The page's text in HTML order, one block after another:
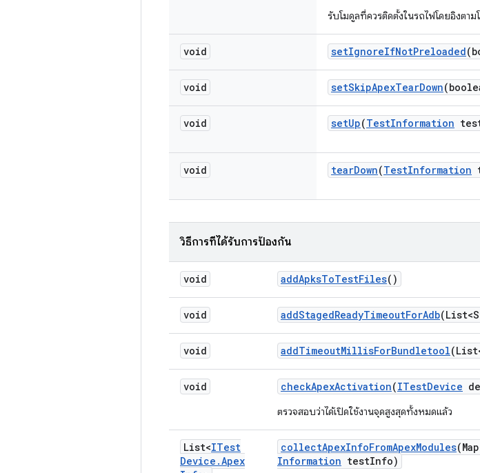
รับโมดูลที่ควรติดตั้งในรถไฟโดยอิงตา
void setIgnoreIfNotPreloaded
void setSkipApexTearDown
void setUp(TestInformation
void tearDown(TestInformation
วิธีการที่ได้รับการป้องกัน
void addApksToTestFiles()
void addStagedReadyTimeoutForAdb
void addTimeoutMillisForBundletool
void checkApexActivation(ITestDevice
ตรวจสอบว่าได้เปิดใช้งานจุดสูงสุดทั้งหมดแล้ว
List<ITest
Device .Apex
collectApexInfoFromApexModules
Information testInfo)